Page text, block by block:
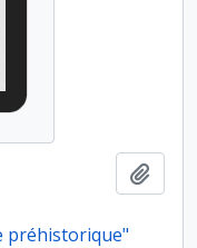
préhistorique"